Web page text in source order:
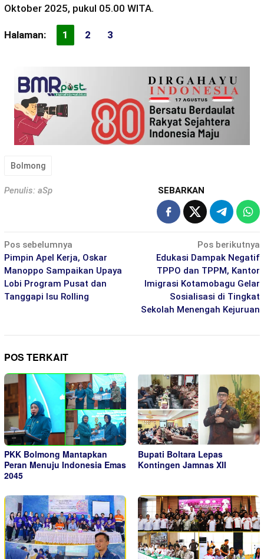
Oktober 2025, pukul 05.00 WITA.
Halaman: 1 2 3
Bolmong
Penulis: aSp SEBARKAN
Navigasi
pos
Pos sebelumnya
Pimpin Apel Kerja, Oskar
Manoppo Sampaikan Upaya
Lobi Program Pusat dan
Tanggapi Isu Rolling
Pos berikutnya
Edukasi Dampak Negatif
TPPO dan TPPM, Kantor
Imigrasi Kotamobagu Gelar
Sosialisasi di Tingkat
Sekolah Menengah Kejuruan
POS TERKAIT
PKK Bolmong Mantapkan
Peran Menuju Indonesia Emas
2045
Bupati Boltara Lepas
Kontingen Jamnas XII